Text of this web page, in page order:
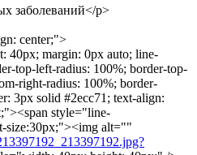
заболеваний</p>
center;">
40px; margin: 0px auto; line-
top-left-radius: 100%; border-top-
right-radius: 100%; border-
3px solid #2ecc71; text-align:
style="line-
size:30px;"><img alt=""